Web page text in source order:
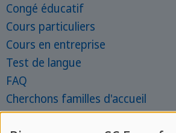
Congé éducatif
Cours particuliers
Cours en entreprise
Test de langue
FAQ
Cherchons familles d'accueil